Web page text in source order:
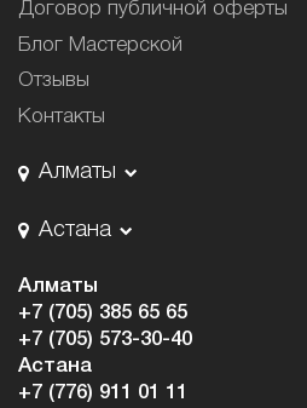
Договор публичной оферты
Блог Мастерской
Отзывы
Контакты
Алматы
Астана
Алматы
+7 (705) 385 65 65
+7 (705) 573-30-40
Астана
+7 (776) 911 01 11